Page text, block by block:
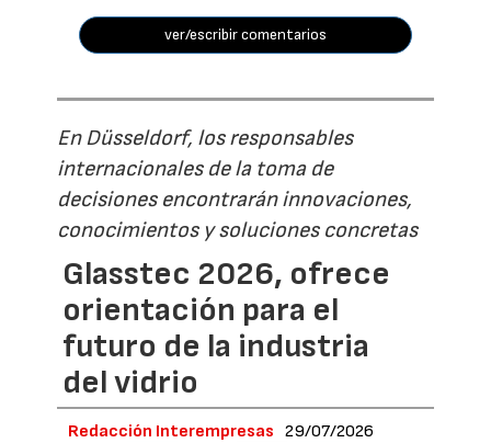
ver/escribir comentarios
En Düsseldorf, los responsables
internacionales de la toma de
decisiones encontrarán innovaciones,
conocimientos y soluciones concretas
Glasstec 2026, ofrece
orientación para el
futuro de la industria
del vidrio
Redacción Interempresas 29/07/2026